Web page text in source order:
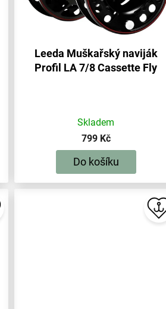
Leeda Muškařský naviják
Profil LA 7/8 Cassette Fly
Skladem
799 Kč
Do košíku